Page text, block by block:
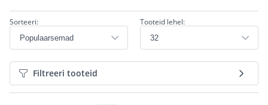
Sorteeri: Tooteid lehel:
Filtreeri tooteid